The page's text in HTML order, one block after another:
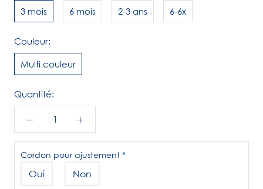
3 mois 6 mois 2-3 ans 6-6x
Couleur:
Multi couleur
Quantité:
Cordon pour ajustement *
Oui Non